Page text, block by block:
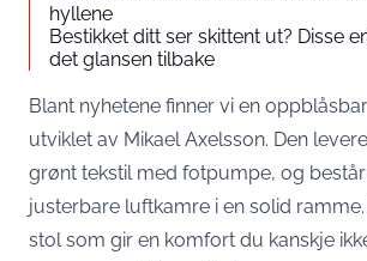
hyllene
Bestikket ditt ser skittent ut? Disse
det glansen tilbake
Blant nyhetene finner vi en
utviklet av Mikael Axelsson. Den
grønt tekstil med fotpumpe, og
justerbare luftkamre i en solid
stol som gir en komfort du kanskje